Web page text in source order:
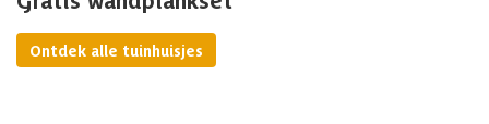
Ontdek alle tuinhuisjes